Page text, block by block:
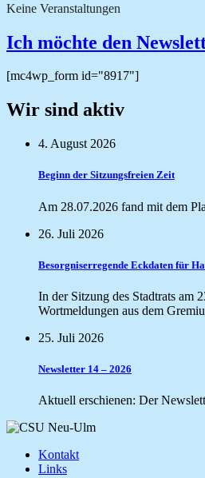
Keine Veranstaltungen
Ich möchte den
[mc4wp_form id="8917"]
Wir sind aktiv
4. August 2026
Beginn der Sitzungsfreien Zeit
Am 28.07.2026 fand mit dem
26. Juli 2026
Besorgniserregende Eckdaten für
In der Sitzung des Stadtrats am
Wortmeldungen aus dem
25. Juli 2026
Newsletter 14 – 2026
Aktuell erschienen: Der
Kontakt
Links